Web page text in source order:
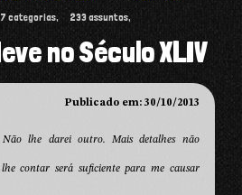
categorias, 233assuntos,
no Século XLIV
Publicado em: 30/10/2013
Não lhe darei outro. Mais detalhes não
contar será suficiente para me causar